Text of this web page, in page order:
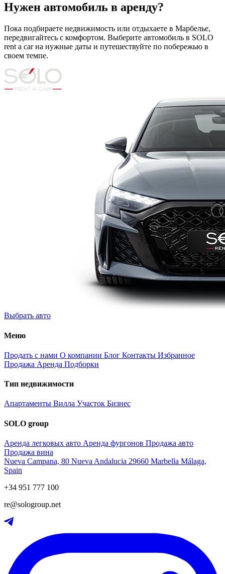
Нужен автомобиль в аренду?
Пока подбираете недвижимость или отдыхаете в Марбелье,
передвигайтесь с комфортом. Выберите автомобиль в SOLO
rent a car на нужные даты и путешествуйте по побережью в
своем темпе.
Выбрать авто
Меню
Продать с нами О компании Блог Контакты Избранное
Продажа Аренда Подборки
Тип недвижимости
Апартаменты Вилла Участок Бизнес
SOLO group
Аренда легковых авто Аренда фургонов Продажа авто
Продажа вина
Nueva Campana, 80 Nueva Andalucia 29660 Marbella Málaga,
Spain
+34 951 777 100
re@sologroup.net